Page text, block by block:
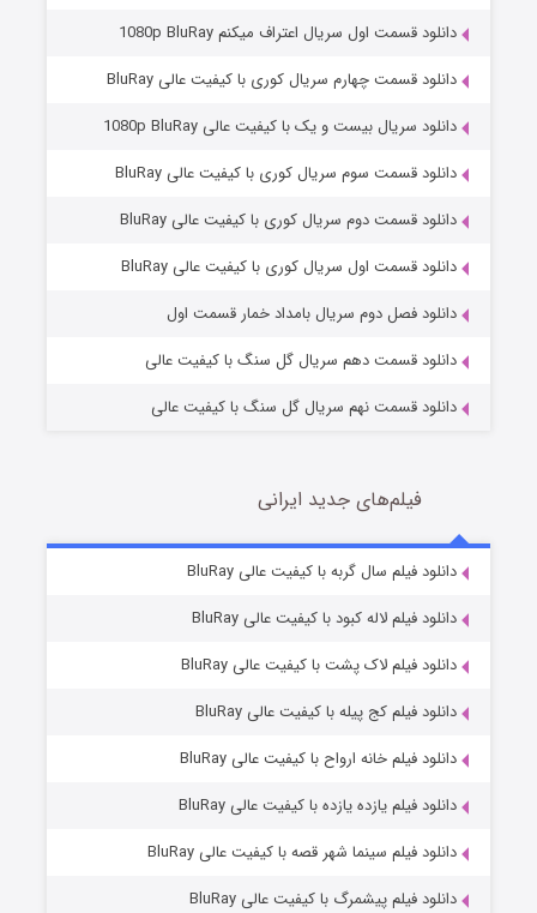
عملیات آپارتمان
قسمت2 (زیرنویس) منتشر شد
قسمت2 (زیرنویس) منتشر شد
دانلود قسمت اول سریال اعتراف میکنم 1080p BluRay
دانلود قسمت چهارم سریال کوری با کیفیت عالی BluRay
دانلود سریال بیست و یک با کیفیت عالی 1080p BluRay
دانلود قسمت سوم سریال کوری با کیفیت عالی BluRay
دانلود قسمت دوم سریال کوری با کیفیت عالی BluRay
دانلود قسمت اول سریال کوری با کیفیت عالی BluRay
دانلود فصل دوم سریال بامداد خمار قسمت اول
دانلود قسمت دهم سریال گل سنگ با کیفیت عالی
دانلود قسمت نهم سریال گل سنگ با کیفیت عالی
فیلم‌های جدید ایرانی
دانلود فیلم سال گربه با کیفیت عالی BluRay
دانلود فیلم لاله کبود با کیفیت عالی BluRay
دانلود فیلم لاک پشت با کیفیت عالی BluRay
دانلود فیلم کج‌ پیله با کیفیت عالی BluRay
دانلود فیلم خانه ارواح با کیفیت عالی BluRay
دانلود فیلم یازده یازده با کیفیت عالی BluRay
دانلود فیلم سینما شهر قصه با کیفیت عالی BluRay
دانلود فیلم پیشمرگ با کیفیت عالی BluRay